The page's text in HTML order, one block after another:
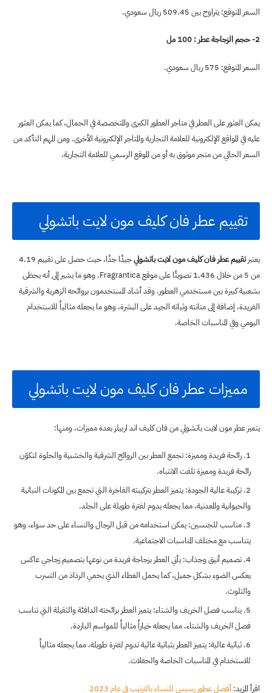
السعر المتوقع: يتراوح بين 509.45 ريال سعودي.
2- حجم الزجاجة عطر : 100 مل
السعر المتوقع: 575 ريال سعودي.
يمكن العثور على العطر في متاجر العطور الكبرى والمتخصصة في الجمال، كما يمكن العثور
عليه في المواقع الإلكترونية للعلامة التجارية والمتاجر الإلكترونية الأخرى. ومن المهم التأكد من
السعر الحالي من متجر موثوق به أو من الموقع الرسمي للعلامة التجارية.
تقييم عطر فان كليف مون لايت باتشولي
يعتبرتقييم عطر فان كليف مون لايت باتشولي
جيدًا جدًا، حيث حصل على تقييم 4.19
من 5 من خلال 1,436 تصويتًا على موقع Fragrantica. وهو ما يشير إلى أنه يحظى
بشعبية كبيرة بين مستخدمي العطور. وقد أشاد المستخدمون بروائحه الزهرية والشرقية
الفريدة، إضافة إلى متانته وثباته الجيد على البشرة، وهو ما يجعله مثالياً للاستخدام
اليومي وفي المناسبات الخاصة.
مميزات عطر فان كليف مون لايت باتشولي
يتميز عطر مون لايت باتشولي من فان كليف اند اربيلز بعدة مميزات، ومنها:
رائحة فريدة ومميزة: تجمع العطر بين الروائح الشرقية والخشبية والحلوة لتكوّن
رائحة فريدة ومميزة تلفت الانتباه.
تركيبة عالية الجودة: يتميز العطر بتركيبته الفاخرة التي تجمع بين المكونات النباتية
والحيوانية والمعدنية، مما يجعله يدوم لفترة طويلة على الجلد.
مناسب للجنسين: يمكن استخدامه من قبل الرجال والنساء على حد سواء، وهو
يتناسب مع مختلف المناسبات الاجتماعية.
تصميم أنيق وجذاب: يأتي العطر بزجاجة فريدة من نوعها بتصميم زجاجي عاكس
يعكس الضوء بشكل جميل، كما يحمل الغطاء الذي يحمي الرذاذ من التسرب
والتلوث.
يناسب فصل الخريف والشتاء: يتميز العطر برائحته الدافئة والثقيلة التي تناسب
فصل الخريف والشتاء، مما يجعله خياراً مثالياً للمواسم الباردة.
ثباتية عالية: يتميز العطر بثباتية عالية تدوم لفترة طويلة، مما يجعله مثالياً
للاستخدام في المناسبات الخاصة والحفلات.
اقرأ المزيد: أفضل عطور رسيس للنساء بالترتيب في عام 2023